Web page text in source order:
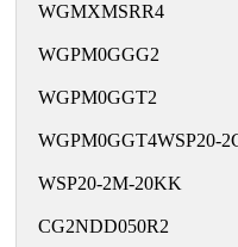
WGMXMSRR4
WGPM0GGG2
WGPM0GGT2
WGPM0GGT4WSP20-
WSP20-2M-20KK
CG2NDD050R2